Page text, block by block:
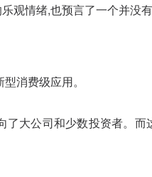
情绪,也预言了一个并没有
消费级应用。
大公司和少数投资者。